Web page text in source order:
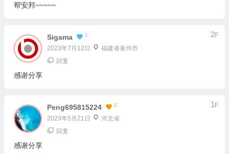
帮安邦~~~~~
Sigama 1
2023年7月12日 福建省泉州市
2F
回复
感谢分享
Peng695815224 2
2023年5月21日 河北省
1 F
回复
感谢分享